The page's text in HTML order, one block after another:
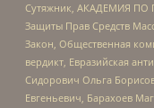
Сутяжник, АКАДЕМИЯ ПО
Защиты Прав Средств
Закон, Общественная
вердикт, Евразийская
Сидорович Ольга
Евгеньевич, Барахоев